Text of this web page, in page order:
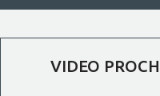
VIDEO